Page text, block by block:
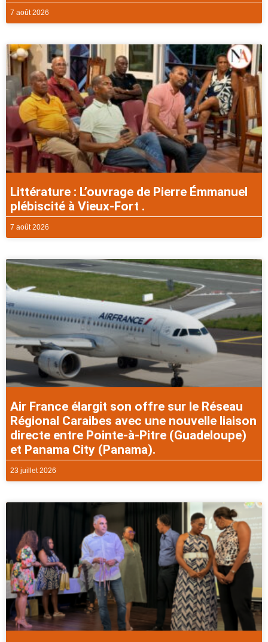
7 août 2026
Littérature : L’ouvrage de Pierre Émmanuel
plébiscité à Vieux-Fort .
7 août 2026
Air France élargit son offre sur le Réseau
Régional Caraibes avec une nouvelle liaison
directe entre Pointe-à-Pitre (Guadeloupe)
et Panama City (Panama).
23 juillet 2026